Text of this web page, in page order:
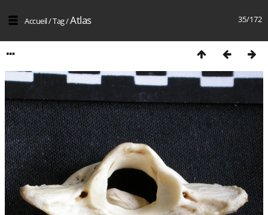
35/172
Accueil/Tag/Atlas